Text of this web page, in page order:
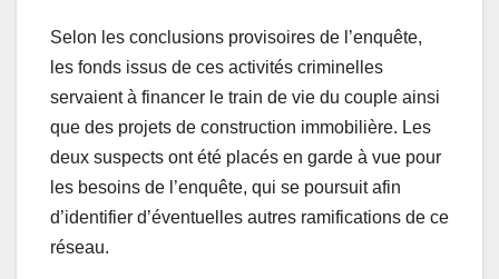
Selon les conclusions provisoires de l’enquête,
les fonds issus de ces activités criminelles
servaient à financer le train de vie du couple ainsi
que des projets de construction immobilière. Les
deux suspects ont été placés en garde à vue pour
les besoins de l’enquête, qui se poursuit afin
d’identifier d’éventuelles autres ramifications de ce
réseau.